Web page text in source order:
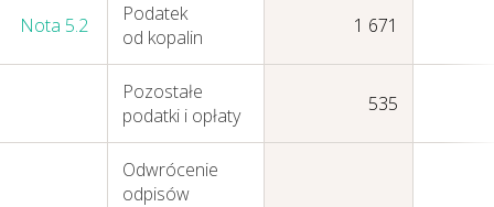
Nota 5.2
Podatek
od kopalin
1 671
Pozostałe
podatki i opłaty
535
Odwrócenie
odpisów